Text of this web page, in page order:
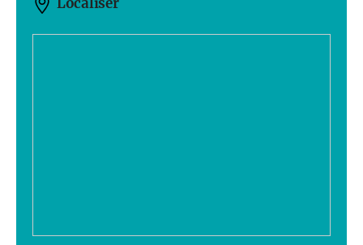
Localiser